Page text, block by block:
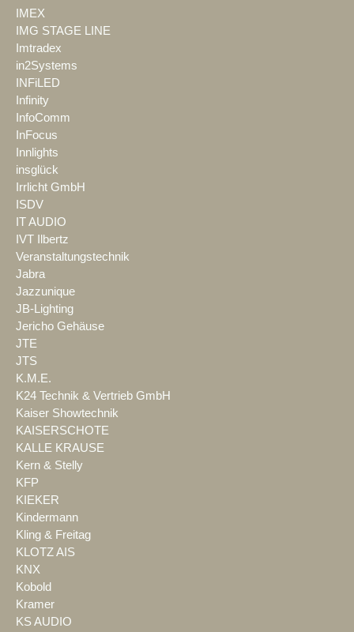
IMEX
IMG STAGE LINE
Imtradex
in2Systems
INFiLED
Infinity
InfoComm
InFocus
Innlights
insglück
Irrlicht GmbH
ISDV
IT AUDIO
IVT Ilbertz
Veranstaltungstechnik
Jabra
Jazzunique
JB-Lighting
Jericho Gehäuse
JTE
JTS
K.M.E.
K24 Technik & Vertrieb GmbH
Kaiser Showtechnik
KAISERSCHOTE
KALLE KRAUSE
Kern & Stelly
KFP
KIEKER
Kindermann
Kling & Freitag
KLOTZ AIS
KNX
Kobold
Kramer
KS AUDIO